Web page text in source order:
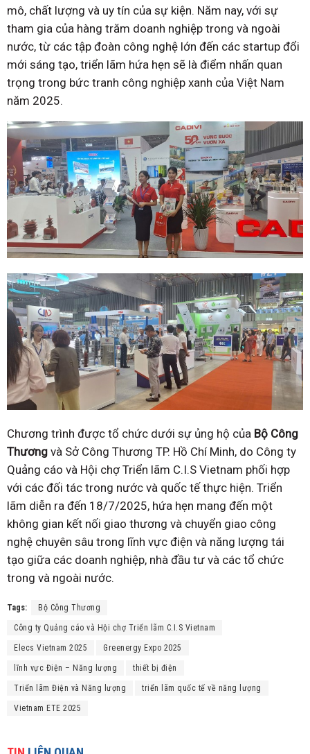
mô, chất lượng và uy tín của sự kiện. Năm nay, với sự
tham gia của hàng trăm doanh nghiệp trong và ngoài
nước, từ các tập đoàn công nghệ lớn đến các startup đổi
mới sáng tạo, triển lãm hứa hẹn sẽ là điểm nhấn quan
trọng trong bức tranh công nghiệp xanh của Việt Nam
năm 2025.
Chương trình được tổ chức dưới sự ủng hộ của Bộ Công
Thương và Sở Công Thương TP. Hồ Chí Minh, do Công ty
Quảng cáo và Hội chợ Triển lãm C.I.S Vietnam phối hợp
với các đối tác trong nước và quốc tế thực hiện. Triển
lãm diễn ra đến 18/7/2025, hứa hẹn mang đến một
không gian kết nối giao thương và chuyển giao công
nghệ chuyên sâu trong lĩnh vực điện và năng lượng tái
tạo giữa các doanh nghiệp, nhà đầu tư và các tổ chức
trong và ngoài nước.
Tags: Bộ Công Thương
Công ty Quảng cáo và Hội chợ Triển lãm C.I.S Vietnam
Elecs Vietnam 2025 Greenergy Expo 2025
lĩnh vực Điện – Năng lượng thiết bị điện
Triển lãm Điện và Năng lượng triển lãm quốc tế về năng lượng
Vietnam ETE 2025